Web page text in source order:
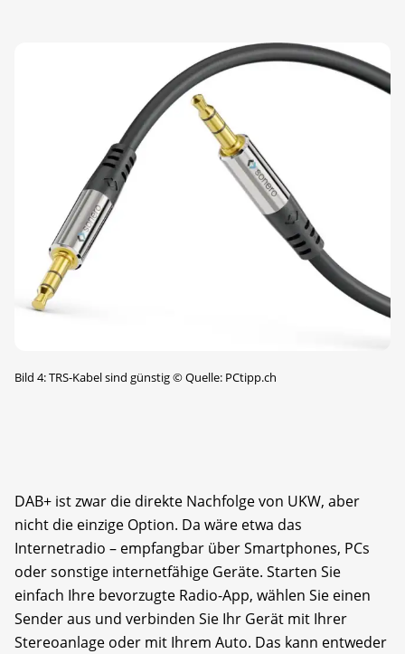
Bild 4: TRS-Kabel sind günstig©Quelle: PCtipp.ch
DAB+ ist zwar die direkte Nachfolge von UKW, aber
nicht die einzige Option. Da wäre etwa das
Internetradio – empfangbar über Smartphones, PCs
oder sonstige internetfähige Geräte. Starten Sie
einfach Ihre bevorzugte Radio-App, wählen Sie einen
Sender aus und verbinden Sie Ihr Gerät mit Ihrer
Stereoanlage oder mit Ihrem Auto. Das kann entweder